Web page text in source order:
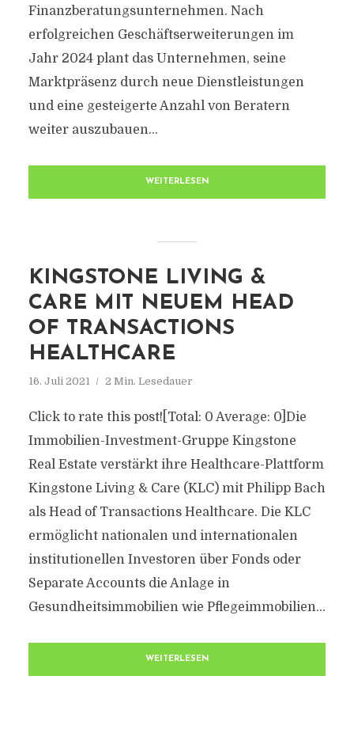
Finanzberatungsunternehmen. Nach
erfolgreichen Geschäftserweiterungen im
Jahr 2024 plant das Unternehmen, seine
Marktpräsenz durch neue Dienstleistungen
und eine gesteigerte Anzahl von Beratern
weiter auszubauen...
WEITERLESEN
KINGSTONE LIVING &
CARE MIT NEUEM HEAD
OF TRANSACTIONS
HEALTHCARE
16. Juli 2021 2 Min. Lesedauer
Click to rate this post![Total: 0 Average: 0]Die
Immobilien-Investment-Gruppe Kingstone
Real Estate verstärkt ihre Healthcare-Plattform
Kingstone Living & Care (KLC) mit Philipp Bach
als Head of Transactions Healthcare. Die KLC
ermöglicht nationalen und internationalen
institutionellen Investoren über Fonds oder
Separate Accounts die Anlage in
Gesundheitsimmobilien wie Pflegeimmobilien...
WEITERLESEN